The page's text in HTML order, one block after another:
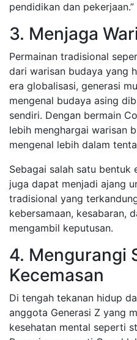
pendidikan dan pekerjaan.”
3. Menjaga
Permainan tradisional
dari warisan budaya yang
era globalisasi, generasi
mengenal budaya asing
sendiri. Dengan bermain
lebih menghargai warisan
mengenal lebih dalam
Sebagai salah satu bentuk
juga dapat menjadi ajang
tradisional yang
kebersamaan, kesabaran,
mengambil keputusan.
4. Mengurangi
Kecemasan
Di tengah tekanan hidup
anggota Generasi Z yang
kesehatan mental seperti